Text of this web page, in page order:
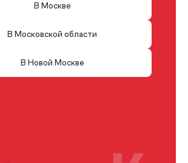
В Москве
В Московской области
В Новой Москве